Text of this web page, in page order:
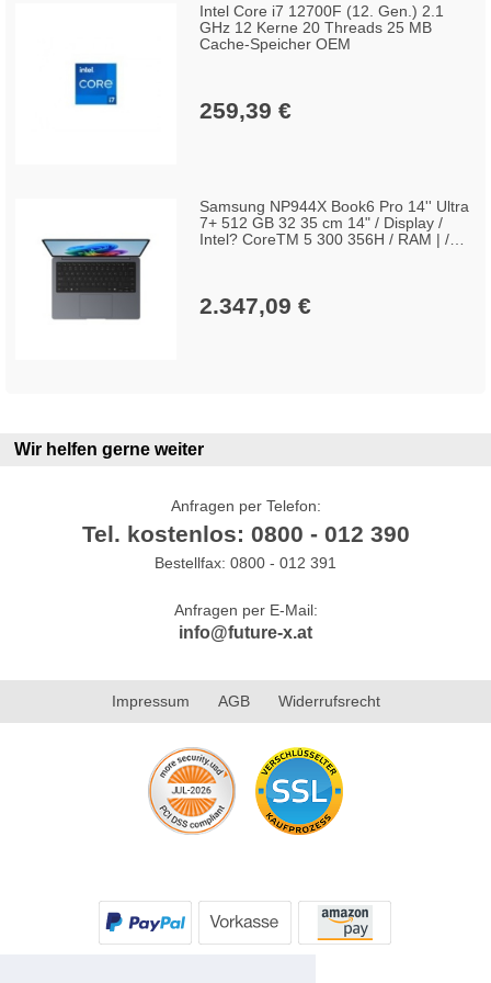
Intel Core i7 12700F (12. Gen.) 2.1
GHz 12 Kerne 20 Threads 25 MB
Cache-Speicher OEM
259,39 €
Samsung NP944X Book6 Pro 14'' Ultra
7+ 512 GB 32 35 cm 14" / Display /
Intel? CoreTM 5 300 356H / RAM | /
2.347,09 €
Wir helfen gerne weiter
Anfragen per Telefon:
Tel. kostenlos: 0800 - 012 390
Bestellfax: 0800 - 012 391
Anfragen per E-Mail:
info@future-x.at
Impressum AGB Widerrufsrecht